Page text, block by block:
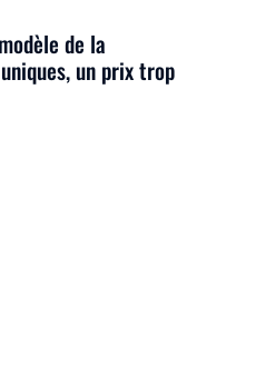
de la
un prix trop